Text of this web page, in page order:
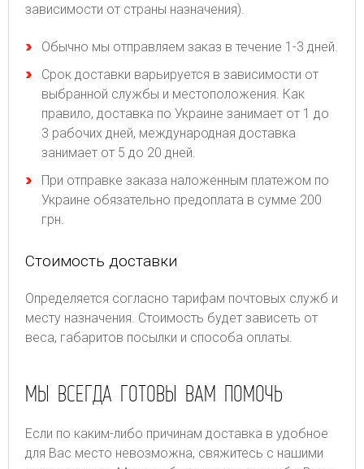
зависимости от страны назначения).
Обычно мы отправляем заказ в течение 1-3 дней.
Срок доставки варьируется в зависимости от
выбранной службы и местоположения. Как
правило, доставка по Украине занимает от 1 до
3 рабочих дней, международная доставка
занимает от 5 до 20 дней.
При отправке заказа наложенным платежом по
Украине обязательно предоплата в сумме 200
грн.
Стоимость доставки
Определяется согласно тарифам почтовых служб и
месту назначения. Стоимость будет зависеть от
веса, габаритов посылки и способа оплаты.
МЫ ВСЕГДА ГОТОВЫ ВАМ ПОМОЧЬ
Если по каким-либо причинам доставка в удобное
для Вас место невозможна, свяжитесь с нашими